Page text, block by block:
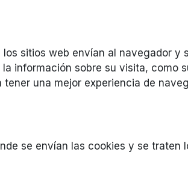
sitios web envían al navegador y
información sobre su visita, como
una mejor experiencia de
se envían las cookies y se